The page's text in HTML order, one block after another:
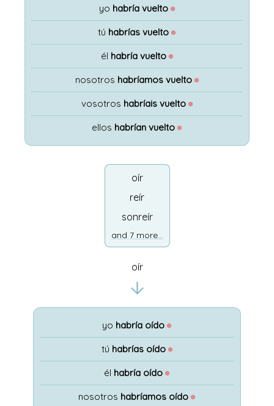
yo habría vuelto ●
tú habrías vuelto ●
él habría vuelto ●
nosotros habríamos vuelto ●
vosotros habríais vuelto ●
ellos habrían vuelto ●
oír
reír
sonreír
and 7 more...
oír
yo habría oído ●
tú habrías oído ●
él habría oído ●
nosotros habríamos oído ●